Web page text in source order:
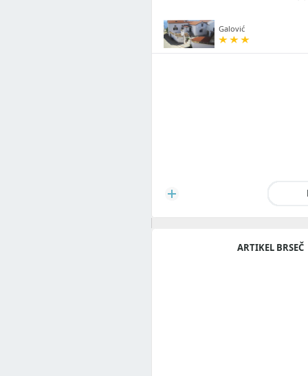
Galović
ARTIKEL BRSEČ